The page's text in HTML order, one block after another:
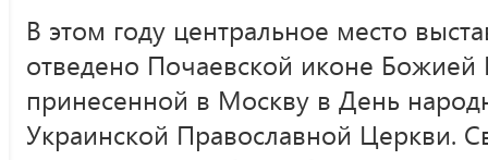
В этом году центральное место
отведено Почаевской иконе Божией
принесенной в Москву в День
Украинской Православной Церкви.